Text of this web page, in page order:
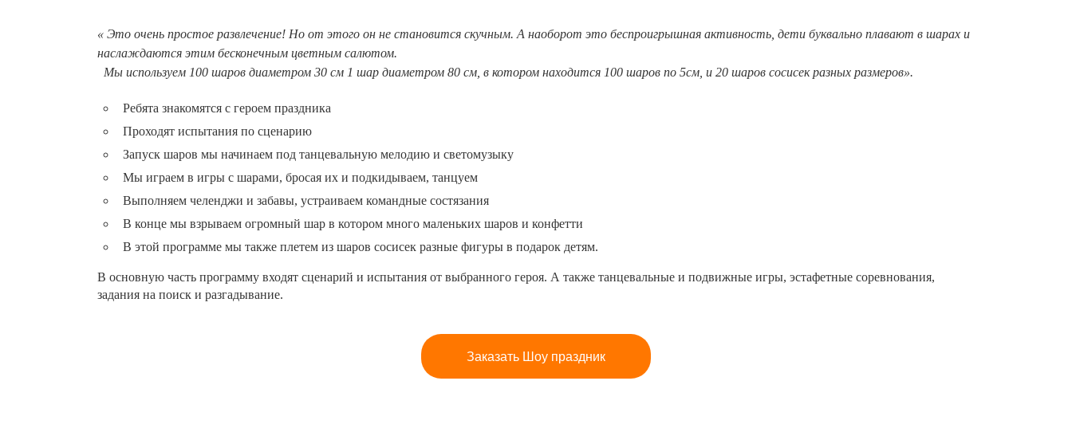
« Это очень простое развлечение! Но от этого он не становится скучным. А наоборот это беспроигрышная активность, дети буквально плавают в шарах и
наслаждаются этим бесконечным цветным салютом.
Мы используем 100 шаров диаметром 30 см 1 шар диаметром 80 см, в котором находится 100 шаров по 5см, и 20 шаров сосисек разных размеров».
Ребята знакомятся с героем праздника
Проходят испытания по сценарию
Запуск шаров мы начинаем под танцевальную мелодию и светомузыку
Мы играем в игры с шарами, бросая их и подкидываем, танцуем
Выполняем челенджи и забавы, устраиваем командные состязания
В конце мы взрываем огромный шар в котором много маленьких шаров и конфетти
В этой программе мы также плетем из шаров сосисек разные фигуры в подарок детям.
В основную часть программу входят сценарий и испытания от выбранного героя. А также танцевальные и подвижные игры, эстафетные соревнования,
задания на поиск и разгадывание.
Заказать Шоу праздник